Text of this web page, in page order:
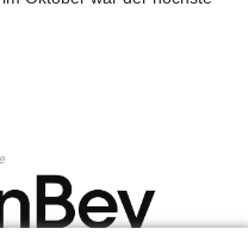
10.99759
176.001898
1.961547